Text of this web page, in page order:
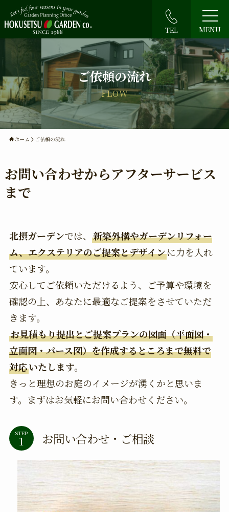
TEL MENU
ご依頼の流れ
FLOW
ホーム ご依頼の流れ
お問い合わせからアフターサービス
まで
北摂ガーデンでは、 新築外構やガーデンリフォー
ム、エクステリアのご提案とデザインに力を入れ
ています。
安心してご依頼いただけるよう、ご予算や環境を
確認の上、あなたに最適なご提案をさせていただ
きます。
お見積もり提出とご提案プランの図面（平面図・
立面図・パース図）を作成するところまで無料で
対応いたします。
きっと理想のお庭のイメージが湧くかと思いま
す。まずはお気軽にお問い合わせください。
STEP お問い合わせ・ご相談